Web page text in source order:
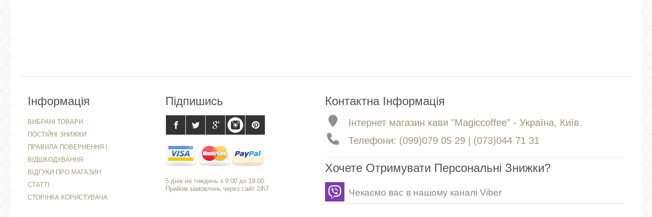
Інформація
ВИБРАНІ ТОВАРИ
ПОСТІЙНІ ЗНИЖКИ
ПРАВИЛА ПОВЕРНЕННЯ І
ВІДШКОДУВАННЯ
ВІДГУКИ ПРО МАГАЗИН
СТАТТІ
СТОРІНКА КОРИСТУВАЧА
Підпишись
5 днів на тиждень з 9:00 до 19:00.
Прийом замовлень через сайт 24\7
Контактна Інформація
Інтернет магазин кави "Magiccoffee" - Україна, Київ.
Телефони: (099)079 05 29 | (073)044 71 31
Хочете Отримувати Персональні Знижки?
Чекаємо вас в нашому каналі Viber